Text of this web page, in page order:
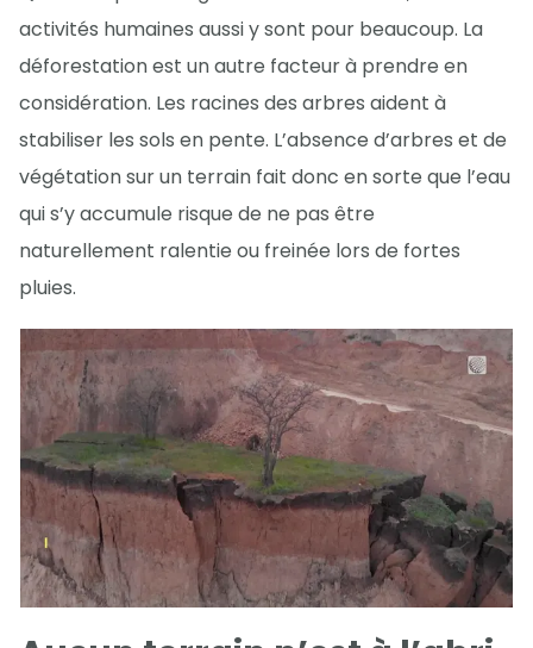
activités humaines aussi y sont pour beaucoup. La
déforestation est un autre facteur à prendre en
considération. Les racines des arbres aident à
stabiliser les sols en pente. L’absence d’arbres et de
végétation sur un terrain fait donc en sorte que l’eau
qui s’y accumule risque de ne pas être
naturellement ralentie ou freinée lors de fortes
pluies.